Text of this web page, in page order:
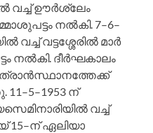
വച്ച്‌ ഊര്‍ശ്ലേം
നല്‍കി. 7–6–
വച്ച്‌ വട്ടശ്ശേരില്‍ മാര്‍
നല്‍കി. ദീര്‍ഘകാലം
ന്‌
വച്ച്‌
15–ന്‌ ഏലിയാ